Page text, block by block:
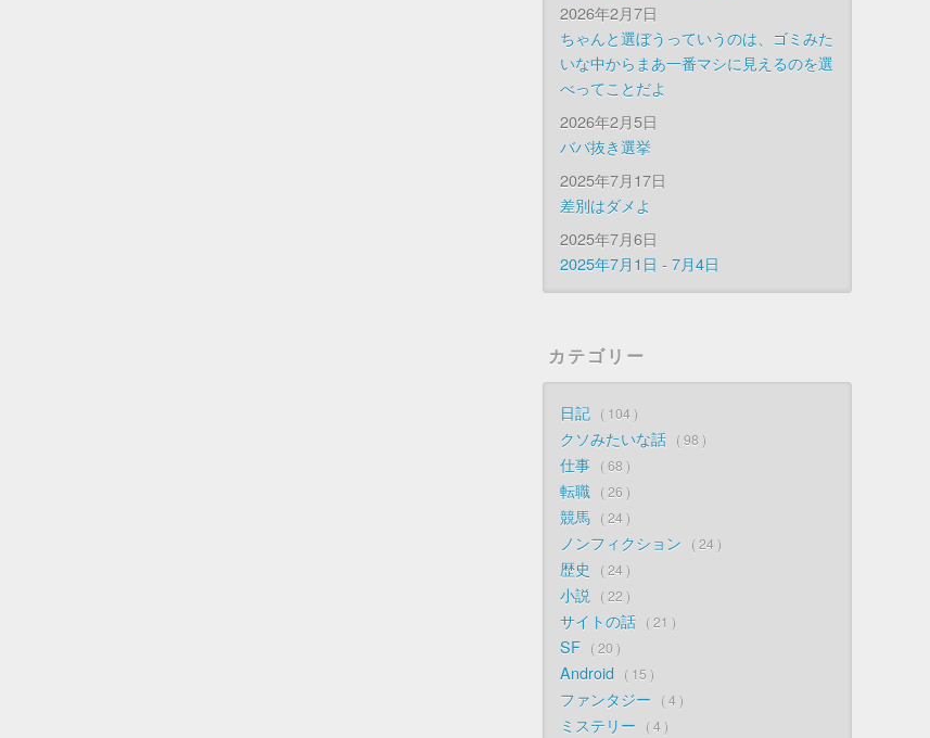
2026年2月7日
ちゃんと選ぼうっていうのは、ゴミみた
いな中からまあ一番マシに見えるのを選
べってことだよ
2026年2月5日
ババ抜き選挙
2025年7月17日
差別はダメよ
2025年7月6日
2025年7月1日 - 7月4日
カテゴリー
日記 104
クソみたいな話 98
仕事 68
転職 26
競馬 24
ノンフィクション 24
歴史 24
小説 22
サイトの話 21
SF 20
Android 15
ファンタジー 4
ミステリー 4